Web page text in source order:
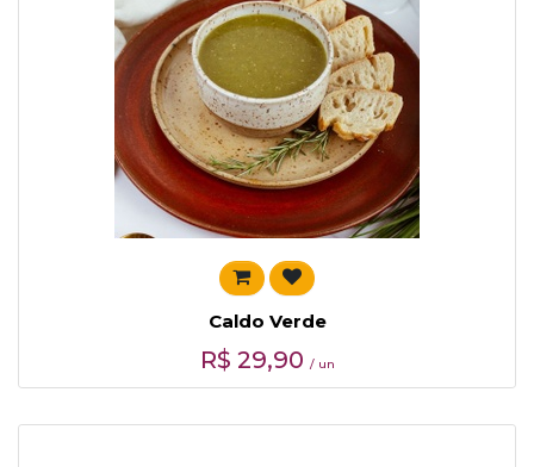
Caldo Verde
R$ 29,90 / un